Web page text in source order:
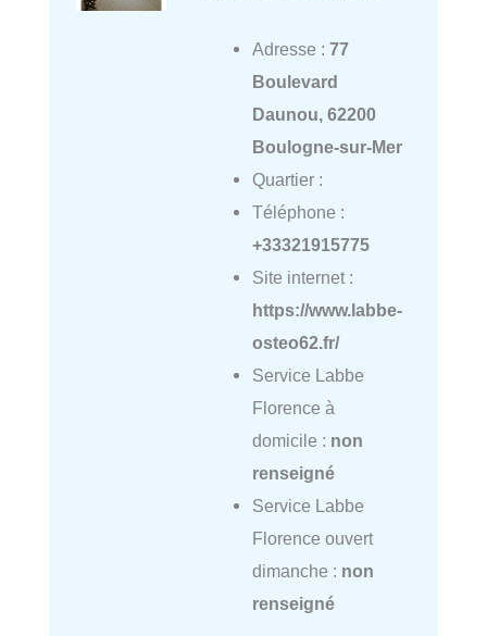
Adresse : 77
Boulevard
Daunou, 62200
Boulogne-sur-Mer
Quartier :
Téléphone :
+33321915775
Site internet :
https://www.labbe-
osteo62.fr/
Service Labbe
Florence à
domicile : non
renseigné
Service Labbe
Florence ouvert
dimanche : non
renseigné